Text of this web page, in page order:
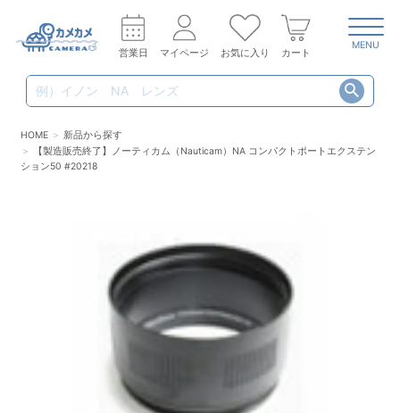
営業日 マイページ お気に入り カート
MENU
HOME
新品から探す
【製造販売終了】ノーティカム（Nauticam）NA コンパクトポートエクステン
ション50 #20218